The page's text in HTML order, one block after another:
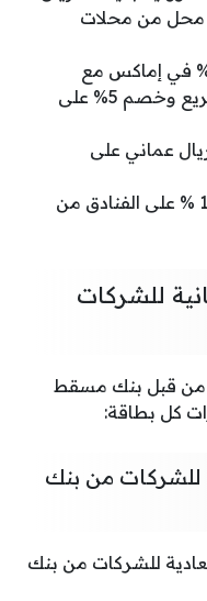
محل من محلات
صاحبها على خصم 5 % في إماكس مع
خدمات استثنائية كالدفع السريع وخصم 5% على
صاحبها على خصم 7 ريال عماني على
يتمتع حاملها بخصم قيمته 10 % على الفنادق من
للشركات
من قبل بنك مسقط
كل بطاقة:
للشركات من بنك
للشركات من بنك